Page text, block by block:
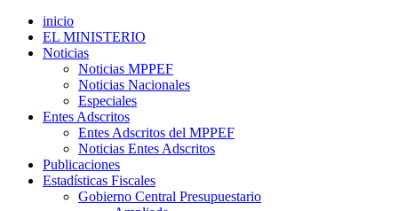
inicio
EL MINISTERIO
Noticias
Noticias MPPEF
Noticias Nacionales
Especiales
Entes Adscritos
Entes Adscritos del MPPEF
Noticias Entes Adscritos
Publicaciones
Estadísticas Fiscales
Gobierno Central Presupuestario